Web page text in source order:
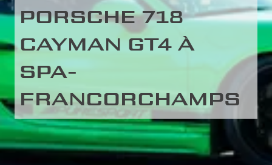
PORSCHE 718
CAYMAN GT4 À
SPA-
FRANCORCHAMPS